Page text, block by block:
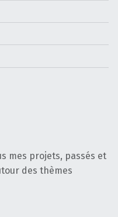
mes projets, passés et
des thèmes